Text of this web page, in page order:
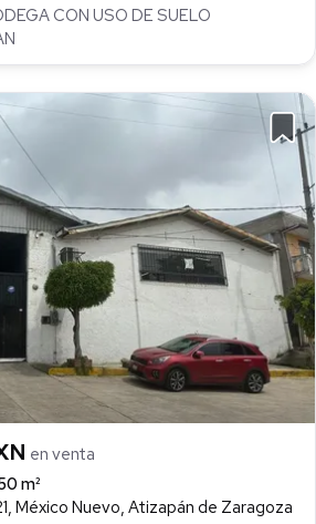
CON USO DE SUELO
en venta
m²
México Nuevo, Atizapán de Zaragoza